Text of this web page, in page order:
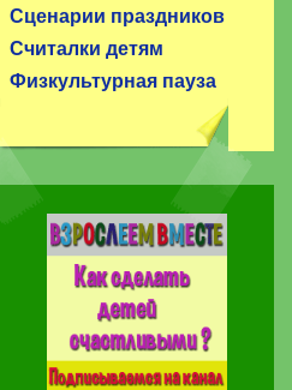
Сценарии праздников
Считалки детям
Физкультурная пауза